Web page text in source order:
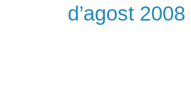
d’agost 2008